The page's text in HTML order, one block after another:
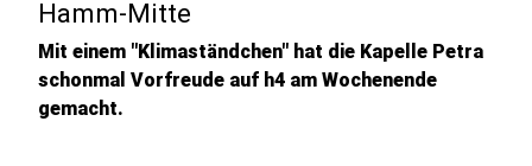
Hamm-Mitte
Mit einem "Klimaständchen" hat die Kapelle Petra
schonmal Vorfreude auf h4 am Wochenende
gemacht.